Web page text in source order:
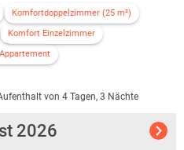
Komfortdoppelzimmer (25 m²)
Komfort Einzelzimmer
von 4 Tagen, 3 Nächte
2026